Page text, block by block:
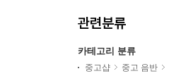
관련분류
카테고리 분류
중고샵 중고 음반